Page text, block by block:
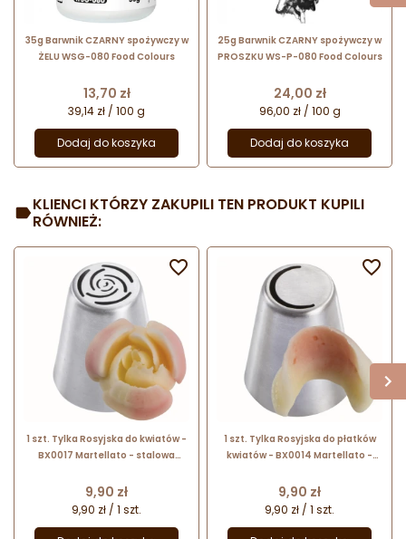
35g Barwnik CZARNY spożywczy w
ŻELU WSG-080 Food Colours
Cena
13,70 zł
39,14 zł / 100 g
Dodaj do koszyka
25g Barwnik CZARNY spożywczy w
PROSZKU WS-P-080 Food Colours
Cena
24,00 zł
96,00 zł / 100 g
Dodaj do koszyka
KLIENCI KTÓRZY ZAKUPILI TEN PRODUKT KUPILI
RÓWNIEŻ:
1 szt. Tylka Rosyjska do kwiatów -
BX0017 Martellato - stalowa
kremem - śr. 37 mm x wys. 42 mm
Cena
9,90 zł
9,90 zł / 1 szt.

1 szt. Tylka Rosyjska do płatków
kwiatów - BX0014 Martellato -
dekorowania kremem - śr. 37 mm
x wys. 42 mm
Cena
9,90 zł
9,90 zł / 1 szt.
